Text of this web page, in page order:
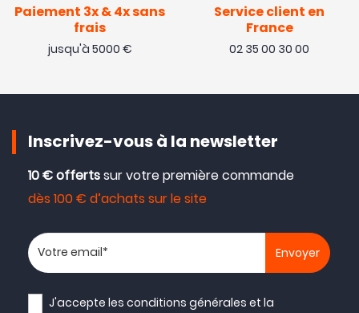
Paiement 3x & 4x sans
frais
jusqu'à 5000 €
Service client en
France
02 35 00 30 00
Inscrivez-vous à la newsletter
10 € offertssur votre première commande
dès 100 € d’achats sur le site
Votre adresse email
J'accepte lesconditions générales et la